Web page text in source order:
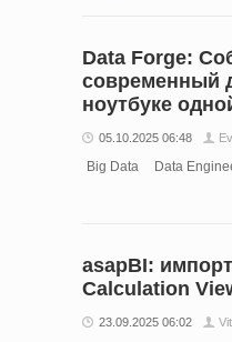
Data Forge:
современный
ноутбуке
05.10.2025 06:48
Big Data Data
asapBI:
Calculation
23.09.2025 06:02